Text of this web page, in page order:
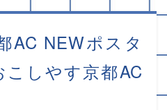
AC NEWポスタ
こしやす京都AC